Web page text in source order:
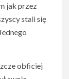
jak przez
stali się
obficiej